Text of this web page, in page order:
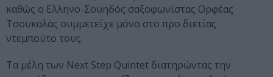
καθώς ο Ελληνο-Σουηδός σαξοφωνίστας Ορφέας
Τσουκαλάς συμμετείχε μόνο στο προ διετίας
ντεμπούτο τους.
Τα μέλη των Next Step Quintet διατηρώντας την